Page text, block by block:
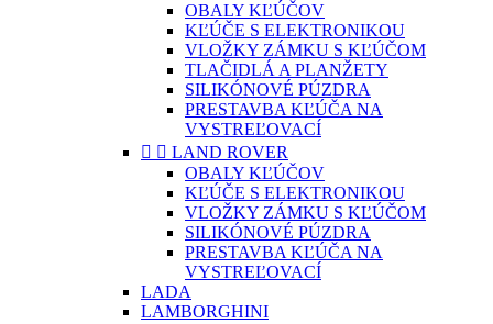
OBALY KĽÚČOV
KĽÚČE S ELEKTRONIKOU
VLOŽKY ZÁMKU S KĽÚČOM
TLAČIDLÁ A PLANŽETY
SILIKÓNOVÉ PÚZDRA
PRESTAVBA KĽÚČA NA
VYSTREĽOVACÍ
  LAND ROVER
OBALY KĽÚČOV
KĽÚČE S ELEKTRONIKOU
VLOŽKY ZÁMKU S KĽÚČOM
SILIKÓNOVÉ PÚZDRA
PRESTAVBA KĽÚČA NA
VYSTREĽOVACÍ
LADA
LAMBORGHINI